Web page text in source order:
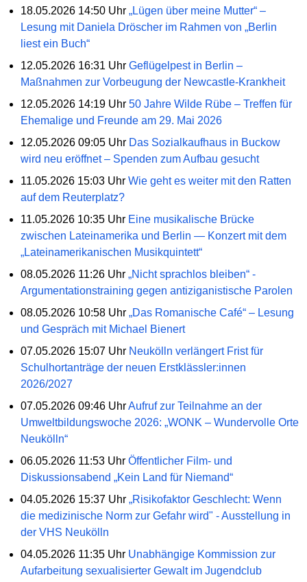
18.05.2026 14:50 Uhr „Lügen über meine Mutter“ –
Lesung mit Daniela Dröscher im Rahmen von „Berlin
liest ein Buch“
12.05.2026 16:31 Uhr Geflügelpest in Berlin –
Maßnahmen zur Vorbeugung der Newcastle-Krankheit
12.05.2026 14:19 Uhr 50 Jahre Wilde Rübe – Treffen für
Ehemalige und Freunde am 29. Mai 2026
12.05.2026 09:05 Uhr Das Sozialkaufhaus in Buckow
wird neu eröffnet – Spenden zum Aufbau gesucht
11.05.2026 15:03 Uhr Wie geht es weiter mit den Ratten
auf dem Reuterplatz?
11.05.2026 10:35 Uhr Eine musikalische Brücke
zwischen Lateinamerika und Berlin — Konzert mit dem
„Lateinamerikanischen Musikquintett“
08.05.2026 11:26 Uhr „Nicht sprachlos bleiben“ -
Argumentationstraining gegen antiziganistische Parolen
08.05.2026 10:58 Uhr „Das Romanische Café“ – Lesung
und Gespräch mit Michael Bienert
07.05.2026 15:07 Uhr Neukölln verlängert Frist für
Schulhortanträge der neuen Erstklässler:innen
2026/2027
07.05.2026 09:46 Uhr Aufruf zur Teilnahme an der
Umweltbildungswoche 2026: „WONK – Wundervolle Orte
Neukölln“
06.05.2026 11:53 Uhr Öffentlicher Film- und
Diskussionsabend „Kein Land für Niemand“
04.05.2026 15:37 Uhr „Risikofaktor Geschlecht: Wenn
die medizinische Norm zur Gefahr wird" - Ausstellung in
der VHS Neukölln
04.05.2026 11:35 Uhr Unabhängige Kommission zur
Aufarbeitung sexualisierter Gewalt im Jugendclub